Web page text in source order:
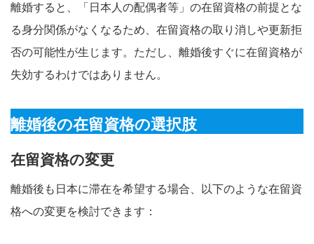
離婚すると、「日本人の配偶者等」の在留資格の前提とな
る身分関係がなくなるため、在留資格の取り消しや更新拒
否の可能性が生じます。ただし、離婚後すぐに在留資格が
失効するわけではありません。
離婚後の在留資格の選択肢
在留資格の変更
離婚後も日本に滞在を希望する場合、以下のような在留資
格への変更を検討できます：